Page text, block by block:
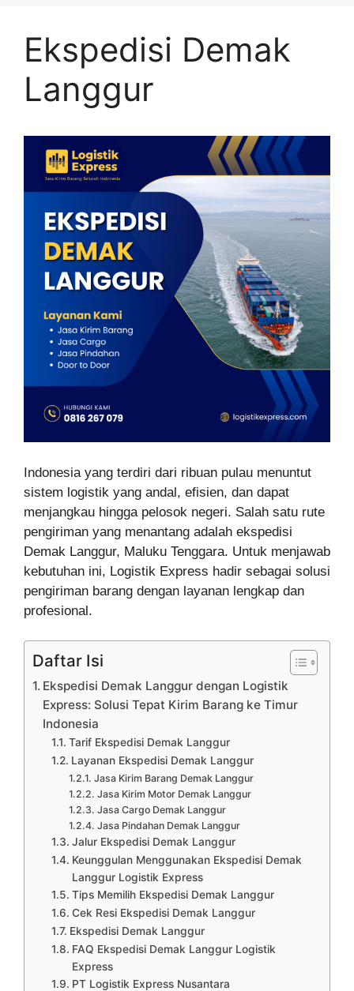
Ekspedisi Demak
Langgur
Indonesia yang terdiri dari ribuan pulau menuntut
sistem logistik yang andal, efisien, dan dapat
menjangkau hingga pelosok negeri. Salah satu rute
pengiriman yang menantang adalah ekspedisi
Demak Langgur, Maluku Tenggara. Untuk menjawab
kebutuhan ini, Logistik Express hadir sebagai solusi
pengiriman barang dengan layanan lengkap dan
profesional.
Daftar Isi
Ekspedisi Demak Langgur dengan Logistik
Express: Solusi Tepat Kirim Barang ke Timur
Indonesia
Tarif Ekspedisi Demak Langgur
Layanan Ekspedisi Demak Langgur
Jasa Kirim Barang Demak Langgur
Jasa Kirim Motor Demak Langgur
Jasa Cargo Demak Langgur
Jasa Pindahan Demak Langgur
Jalur Ekspedisi Demak Langgur
Keunggulan Menggunakan Ekspedisi Demak
Langgur Logistik Express
Tips Memilih Ekspedisi Demak Langgur
Cek Resi Ekspedisi Demak Langgur
Ekspedisi Demak Langgur
FAQ Ekspedisi Demak Langgur Logistik
Express
PT Logistik Express Nusantara